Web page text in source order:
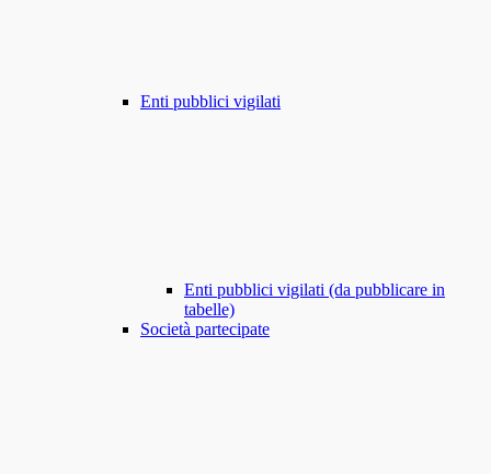
Enti pubblici vigilati
Enti pubblici vigilati (da pubblicare in
tabelle)
Società partecipate